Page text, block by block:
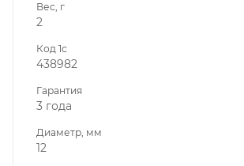
Вес, г
2
Код 1с
438982
Гарантия
3 года
Диаметр, мм
12